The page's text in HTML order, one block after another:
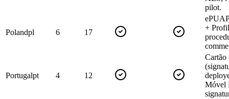
pilot.
Polandpl 6 17
+
Portugalpt 4 12
Cartão
Móvel